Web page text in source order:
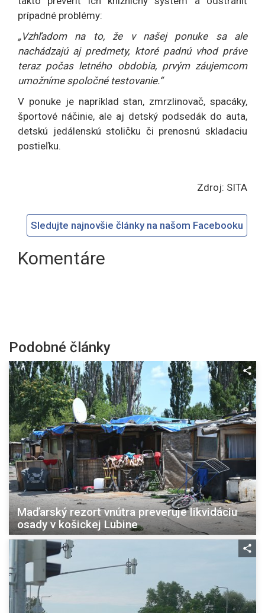
prípadné problémy:
„Vzhľadom na to, že v našej ponuke sa ale
nachádzajú aj predmety, ktoré padnú vhod práve
teraz počas letného obdobia, prvým záujemcom
umožníme spoločné testovanie.“
V ponuke je napríklad stan, zmrzlinovač, spacáky,
športové náčinie, ale aj detský podsedák do auta,
detskú jedálenskú stoličku či prenosnú skladaciu
postieľku.
Zdroj: SITA
Sledujte najnovšie články na našom Facebooku
Komentáre
Podobné články
Maďarský rezort vnútra preveruje likvidáciu
osady v košickej Lubine